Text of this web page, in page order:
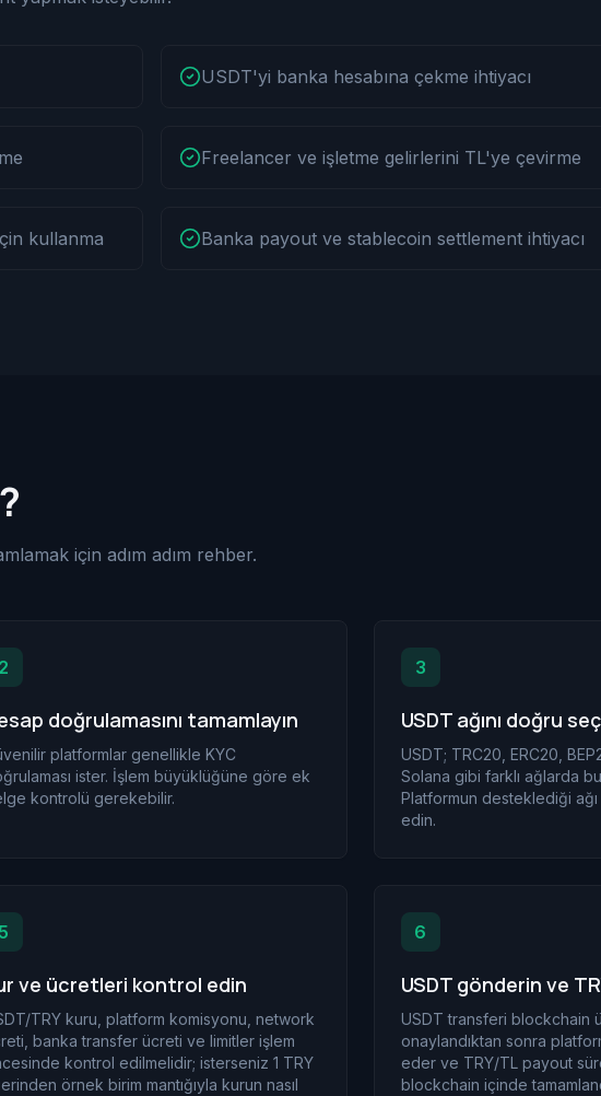
USDT'yi banka hesabına çekme ihtiyacı
Freelancer ve işletme gelirlerini TL'ye çevirme
kullanma Banka payout ve stablecoin settlement ihtiyacı
için adım adım rehber.
2
doğrulamasını tamamlayın
platformlar genellikle KYC
ister. İşlem büyüklüğüne göre ek
kontrolü gerekebilir.
3
USDT ağını doğru
USDT; TRC20, ERC20,
Solana gibi farklı ağlarda
Platformun desteklediği
edin.
5
ve ücretleri kontrol edin
TRY kuru, platform komisyonu, network
banka transfer ücreti ve limitler işlem
kontrol edilmelidir; isterseniz 1 TRY
örnek birim mantığıyla kurun nasıl
6
USDT gönderin ve
USDT transferi blockchain
onaylandıktan sonra
eder ve TRY/TL payout
blockchain içinde